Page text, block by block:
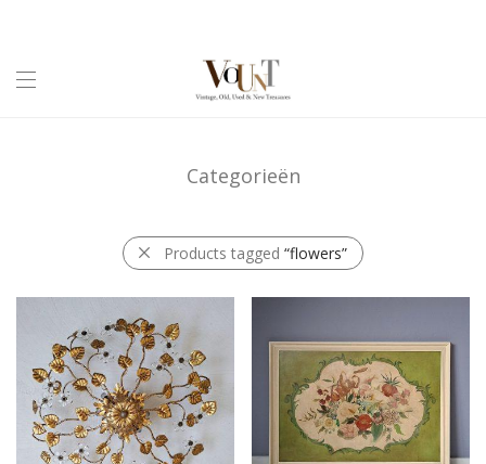
Categorieën
Products tagged “flowers”